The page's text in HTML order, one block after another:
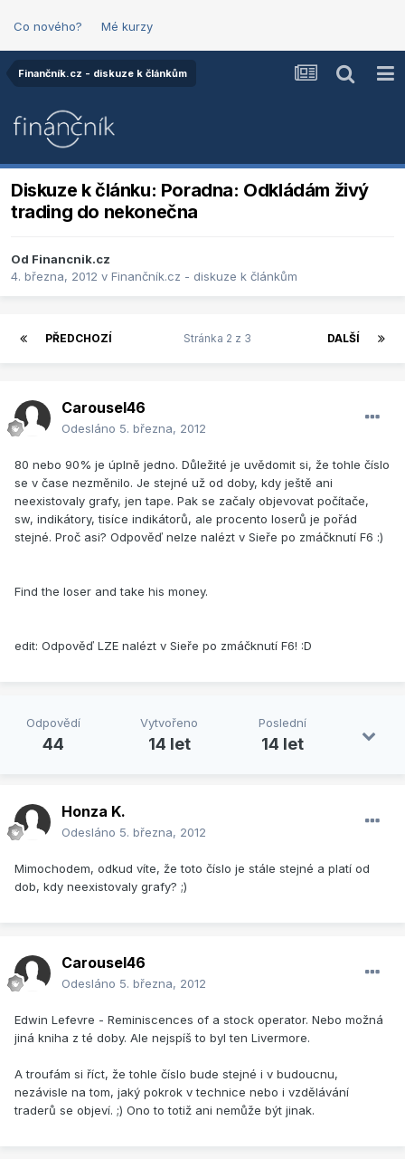
Co nového? Mé kurzy
Finančník.cz - diskuze k článkům
Diskuze k článku: Poradna: Odkládám živý
trading do nekonečna
Od Financnik.cz
4. března, 2012 v Finančník.cz - diskuze k článkům
PŘEDCHOZÍ DALŠÍ
Stránka 2 z 3
Carousel46
Odesláno 5. března, 2012
80 nebo 90% je úplně jedno. Důležité je uvědomit si, že tohle číslo
se v čase nezměnilo. Je stejné už od doby, kdy ještě ani
neexistovaly grafy, jen tape. Pak se začaly objevovat počítače,
sw, indikátory, tisíce indikátorů, ale procento loserů je pořád
stejné. Proč asi? Odpověď nelze nalézt v Sieře po zmáčknutí F6 :)
Find the loser and take his money.
edit: Odpověď LZE nalézt v Sieře po zmáčknutí F6! :D
Odpovědí
44
Vytvořeno
14 let
Poslední
14 let
Honza K.
Odesláno 5. března, 2012
Mimochodem, odkud víte, že toto číslo je stále stejné a platí od
dob, kdy neexistovaly grafy? ;)
Carousel46
Odesláno 5. března, 2012
Edwin Lefevre - Reminiscences of a stock operator. Nebo možná
jiná kniha z té doby. Ale nejspíš to byl ten Livermore.
A troufám si říct, že tohle číslo bude stejné i v budoucnu,
nezávisle na tom, jaký pokrok v technice nebo i vzdělávání
traderů se objeví. ;) Ono to totiž ani nemůže být jinak.